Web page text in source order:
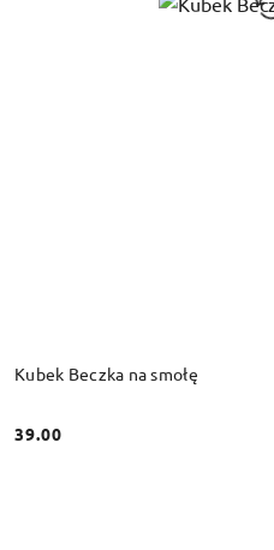
Kubek Beczka na smołę
Cena:
39.00